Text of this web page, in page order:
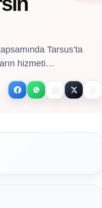
Tarsus’ta
hizmeti…